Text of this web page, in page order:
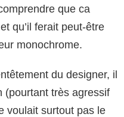
que ca
qu’il ferait peut-être
monochrome.
du designer, il
(pourtant très agressif
voulait surtout pas le